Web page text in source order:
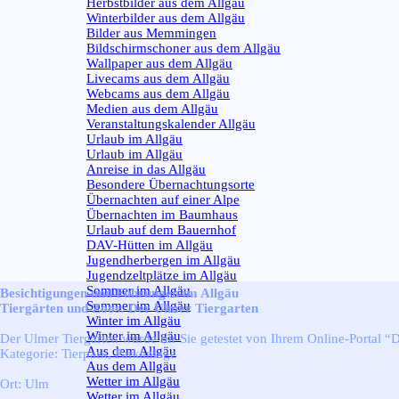
Winterbilder aus dem Allgäu
Bilder aus Memmingen
Bildschirmschoner aus dem Allgäu
Wallpaper aus dem Allgäu
Livecams aus dem Allgäu
Webcams aus dem Allgäu
Medien aus dem Allgäu
Veranstaltungskalender Allgäu
Urlaub im Allgäu
Urlaub im Allgäu
Anreise in das Allgäu
Besondere Übernachtungsorte
Übernachten auf einer Alpe
Übernachten im Baumhaus
Urlaub auf dem Bauernhof
DAV-Hütten im Allgäu
Jugendherbergen im Allgäu
Jugendzeltplätze im Allgäu
Sommer im Allgäu▼
Sommer im Allgäu
Winter im Allgäu
Winter im Allgäu
Aus dem Allgäu
Aus dem Allgäu
Wetter im Allgäu
Besichtigungen und Führungen im Allgäu
Tiergärten und Zoos: Der Ulmer Tiergarten
Der Ulmer Tiergarten wurde für Sie getestet von Ihrem Online-Portal
Kategorie: Tierpark, Parkanlage
Ort: Ulm